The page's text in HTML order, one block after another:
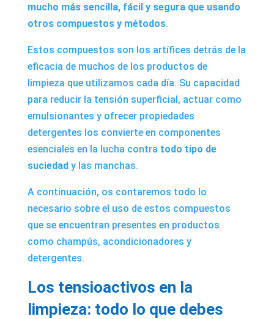
mucho más sencilla, fácil y segura que usando
otros compuestos y métodos.
Estos compuestos son los artífices detrás de la
eficacia de muchos de los productos de
limpieza que utilizamos cada día. Su capacidad
para reducir la tensión superficial, actuar como
emulsionantes y ofrecer propiedades
detergentes los convierte en componentes
esenciales en la lucha contra todo tipo de
suciedady las manchas.
A continuación, os contaremos todo lo
necesario sobre el uso de estos compuestos
que se encuentran presentes en productos
como champús, acondicionadores y
detergentes.
Los tensioactivos en la
limpieza: todo lo que debes